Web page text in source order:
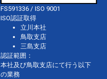
FS591336 / ISO 9001
ISO認証取得
立川本社
鳥取支店
三島支店
認証範囲：
本社及び鳥取支店にて行う以下
の業務